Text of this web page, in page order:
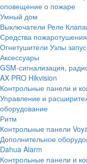
оповещение о пожаре
Умный дом
Выключатели Реле
Средства пожаротушения
Огнетушители Узлы
Аксессуары
GSM-сигнализация,
AX PRO Hikvision
Контрольные панели и
Управление и
оборудование
Ритм
Контрольные панели
Дополнительное
Dahua Alarm
Контрольные панели и